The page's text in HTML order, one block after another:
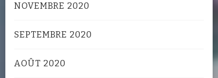
NOVEMBRE 2020
SEPTEMBRE 2020
AOÛT 2020